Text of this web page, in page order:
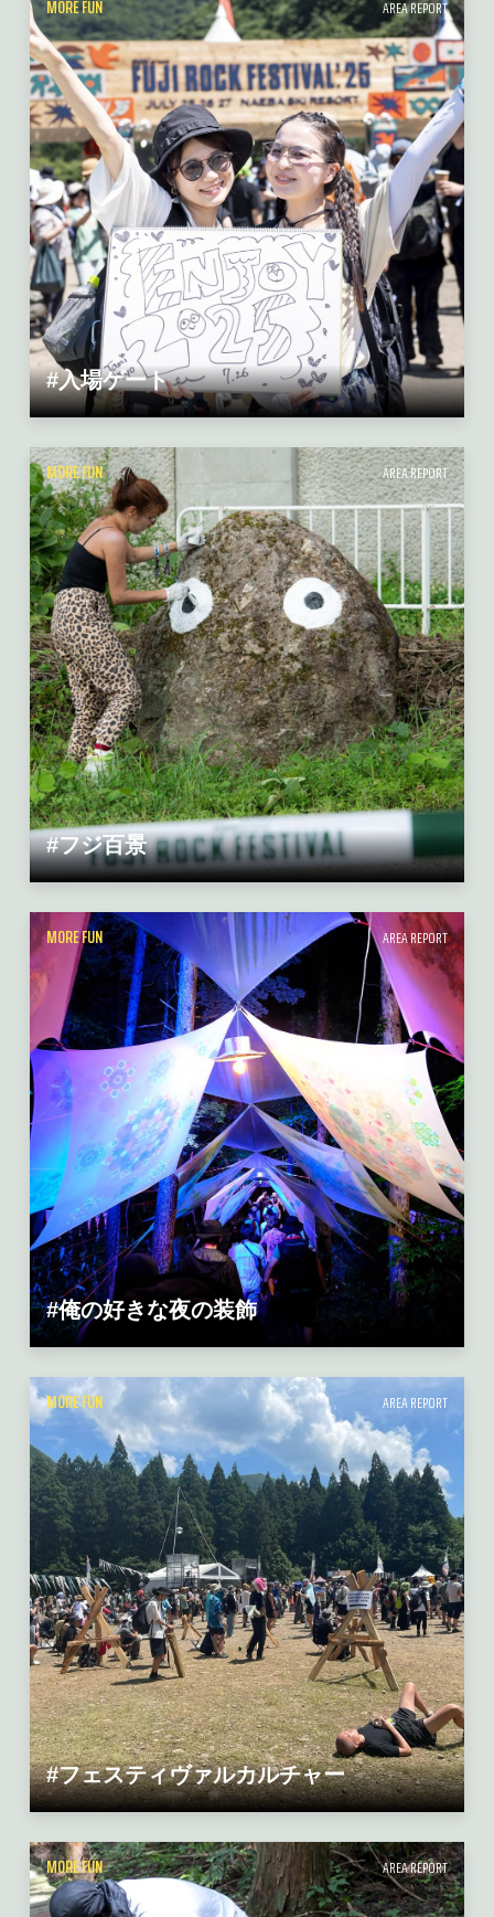
MORE FUN AREA REPORT
#入場ゲート
MORE FUN AREA REPORT
#フジ百景
MORE FUN AREA REPORT
#俺の好きな夜の装飾
MORE FUN AREA REPORT
#フェスティヴァルカルチャー
MORE FUN AREA REPORT